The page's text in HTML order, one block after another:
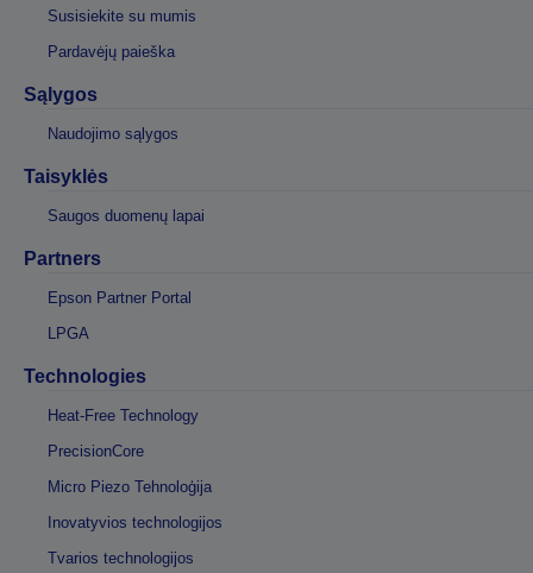
Susisiekite su mumis
Pardavėjų paieška
Sąlygos
Naudojimo sąlygos
Taisyklės
Saugos duomenų lapai
Partners
Epson Partner Portal
LPGA
Technologies
Heat-Free Technology
PrecisionCore
Micro Piezo Tehnoloģija
Inovatyvios technologijos
Tvarios technologijos